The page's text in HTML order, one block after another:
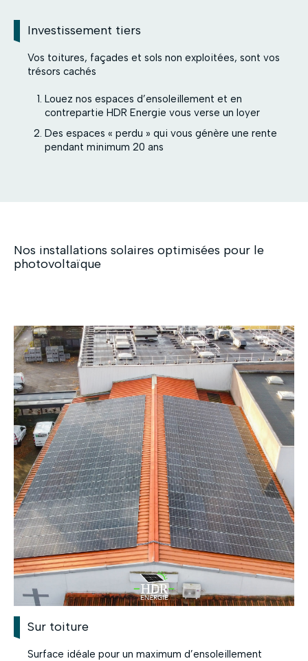
Investissement tiers
Vos toitures, façades et sols non exploitées, sont vos
trésors cachés
Louez nos espaces d’ensoleillement et en
contrepartie HDR Energie vous verse un loyer
Des espaces « perdu » qui vous génère une rente
pendant minimum 20 ans
Nos installations solaires optimisées pour le
photovoltaïque
Sur toiture
Surface idéale pour un maximum d’ensoleillement